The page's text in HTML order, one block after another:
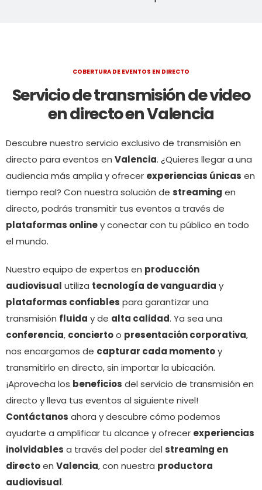
COBERTURA DE EVENTOS EN DIRECTO
Servicio de transmisión de video
en directo en Valencia
Descubre nuestro servicio exclusivo de transmisión en
directo para eventos en Valencia. ¿Quieres llegar a una
audiencia más amplia y ofrecer experiencias únicas en
tiempo real? Con nuestra solución de streaming en
directo, podrás transmitir tus eventos a través de
plataformas onliney conectar con tu público en todo
el mundo.
Nuestro equipo de expertos en producción
audiovisual utiliza tecnología de vanguardia y
plataformas confiables para garantizar una
transmisión fluida y de alta calidad. Ya sea una
conferencia, conciertoo presentación corporativa,
nos encargamos de capturar cada momentoy
transmitirlo en directo, sin importar la ubicación.
¡Aprovecha los beneficios del servicio de transmisión en
directo y lleva tus eventos al siguiente nivel!
Contáctanos ahora y descubre cómo podemos
ayudarte a amplificar tu alcance y ofrecer experiencias
inolvidables a través del poder del streaming en
directoen Valencia, con nuestra productora
audiovisual.